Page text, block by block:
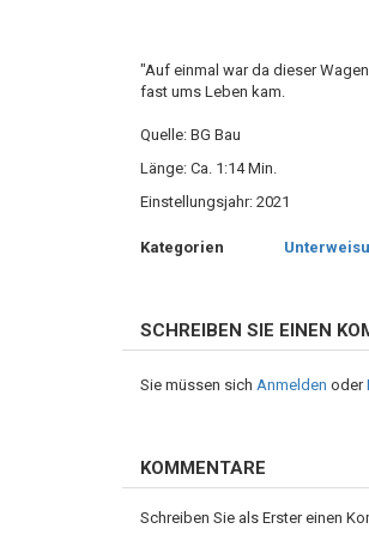
"Auf einmal war da dieser
fast ums Leben kam.
Quelle: BG Bau
Länge: Ca. 1:14 Min.
Einstellungsjahr: 2021
Kategorien
SCHREIBEN SIE EINEN
Sie müssen sich Anmelden oder
KOMMENTARE
Schreiben Sie als Erster einen